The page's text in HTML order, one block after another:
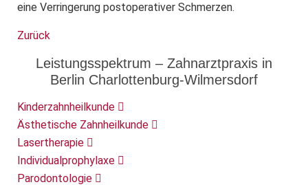
eine Verringerung postoperativer Schmerzen.
Zurück
Leistungsspektrum – Zahnarztpraxis in
Berlin Charlottenburg-Wilmersdorf
Kinderzahnheilkunde
Ästhetische Zahnheilkunde
Lasertherapie
Individualprophylaxe
Parodontologie